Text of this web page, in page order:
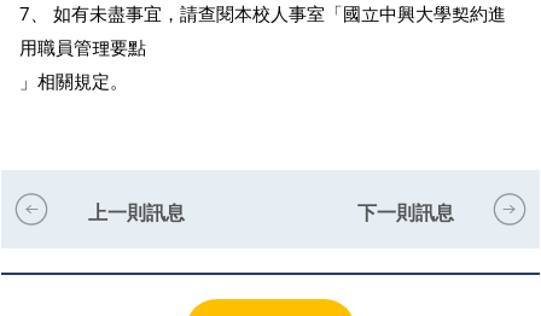
7、 如有未盡事宜，請查閱本校人事室「國立中興大學契約進
用職員管理要點
」相關規定。
上一則訊息 下一則訊息